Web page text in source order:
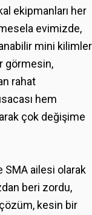
ekipmanları her
evimizde,
mini kilimler
görmesin,
rahat
hem
çok değişime
SMA ailesi olarak
beri zordu,
kesin bir